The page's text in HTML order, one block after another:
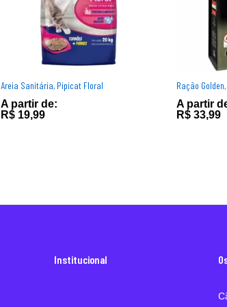
Areia Sanitária, Pipicat Floral
A partir de:
R$ 19,99
Ração
A partir
R$ 33,99
Institucional